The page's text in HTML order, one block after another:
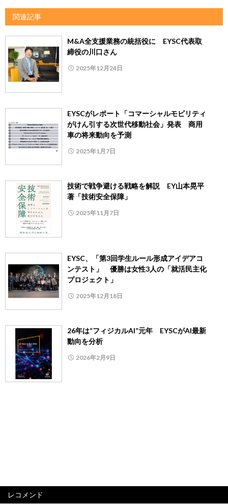
関連記事
M&A全支援業務の統括役に EYSC代表取
締役の川口さん
2025年12月24日
EYSCがレポート「コマーシャルモビリティ
がけん引する次世代移動社会」発表 商用
車の将来動向を予測
2025年1月7日
技術で戦争避ける戦略を解説 EY山本晃平
著「技術安全保障」
2025年11月7日
EYSC、「第3回学生ルール形成アイデアコ
ンテスト」 優勝は女性3人の「就活民主化
プロジェクト」
2025年12月18日
26年は“フィジカルAI”元年 EYSCがAI最新
動向を分析
2026年2月9日
レコメンド